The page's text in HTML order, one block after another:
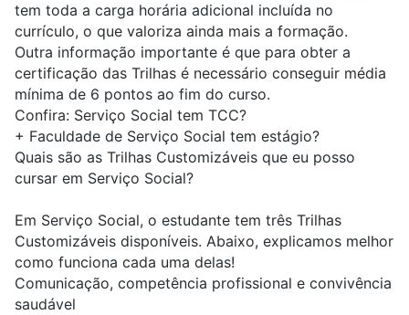
tem toda a carga horária adicional incluída no
currículo, o que valoriza ainda mais a formação.
Outra informação importante é que para obter a
certificação das Trilhas é necessário conseguir média
mínima de 6 pontos ao fim do curso.
Confira: Serviço Social tem TCC?
+ Faculdade de Serviço Social tem estágio?
Quais são as Trilhas Customizáveis que eu posso
cursar em Serviço Social?
Em Serviço Social, o estudante tem três Trilhas
Customizáveis disponíveis. Abaixo, explicamos melhor
como funciona cada uma delas!
Comunicação, competência profissional e convivência
saudável